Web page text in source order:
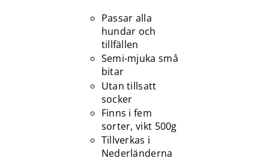
Passar alla
hundar och
tillfällen
Semi-mjuka små
bitar
Utan tillsatt
socker
Finns i fem
sorter, vikt 500g
Tillverkas i
Nederländerna